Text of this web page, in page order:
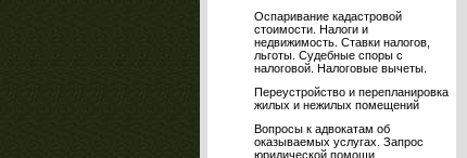
Оспаривание кадастровой
стоимости. Налоги и
недвижимость. Ставки налогов,
льготы. Судебные споры с
налоговой. Налоговые вычеты.
Переустройство и перепланировка
жилых и нежилых помещений
Вопросы к адвокатам об
оказываемых услугах. Запрос
юридической помощи.